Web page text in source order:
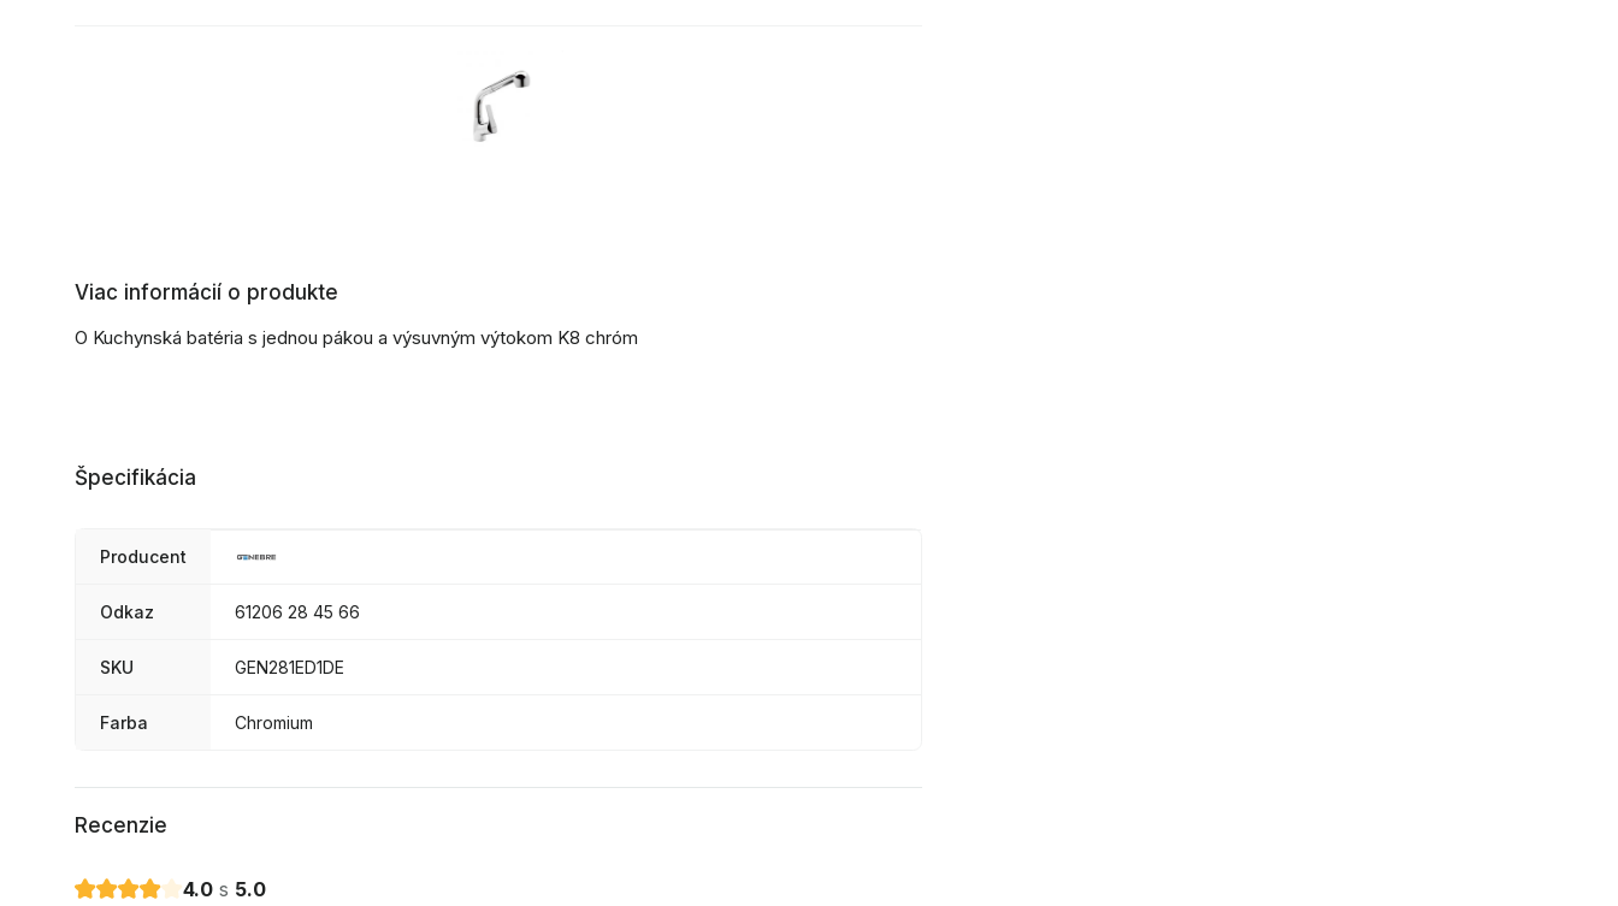
Viac informácií o produkte
O Kuchynská batéria s jednou pákou a výsuvným výtokom K8 chróm
Špecifikácia
Producent
Odkaz 61206 28 45 66
SKU GEN281ED1DE
Farba Chromium
Recenzie
4.0 s 5.0